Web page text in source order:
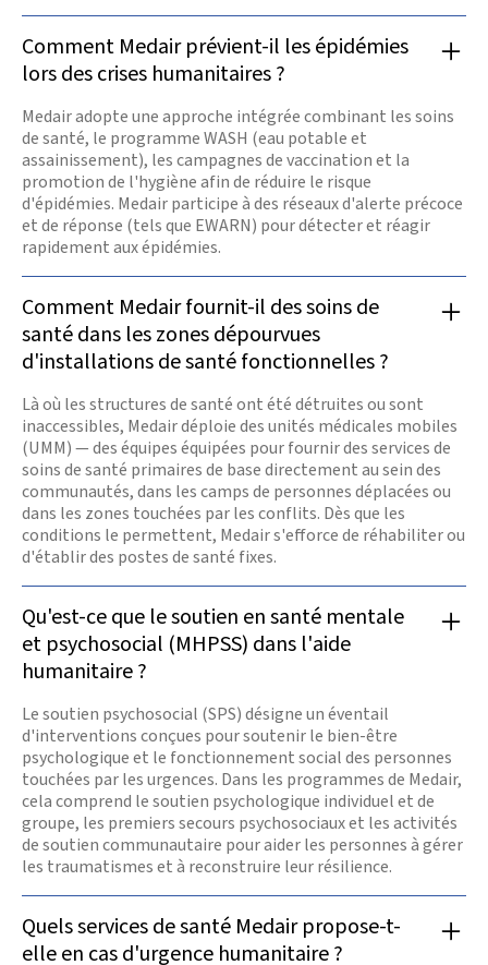
Comment Medair prévient-il les épidémies
lors des crises humanitaires ?
Medair adopte une approche intégrée combinant les soins
de santé, le programme WASH (eau potable et
assainissement), les campagnes de vaccination et la
promotion de l'hygiène afin de réduire le risque
d'épidémies. Medair participe à des réseaux d'alerte précoce
et de réponse (tels que EWARN) pour détecter et réagir
rapidement aux épidémies.
Comment Medair fournit-il des soins de
santé dans les zones dépourvues
d'installations de santé fonctionnelles ?
Là où les structures de santé ont été détruites ou sont
inaccessibles, Medair déploie des unités médicales mobiles
(UMM) — des équipes équipées pour fournir des services de
soins de santé primaires de base directement au sein des
communautés, dans les camps de personnes déplacées ou
dans les zones touchées par les conflits. Dès que les
conditions le permettent, Medair s'efforce de réhabiliter ou
d'établir des postes de santé fixes.
Qu'est-ce que le soutien en santé mentale
et psychosocial (MHPSS) dans l'aide
humanitaire ?
Le soutien psychosocial (SPS) désigne un éventail
d'interventions conçues pour soutenir le bien-être
psychologique et le fonctionnement social des personnes
touchées par les urgences. Dans les programmes de Medair,
cela comprend le soutien psychologique individuel et de
groupe, les premiers secours psychosociaux et les activités
de soutien communautaire pour aider les personnes à gérer
les traumatismes et à reconstruire leur résilience.
Quels services de santé Medair propose-t-
elle en cas d'urgence humanitaire ?